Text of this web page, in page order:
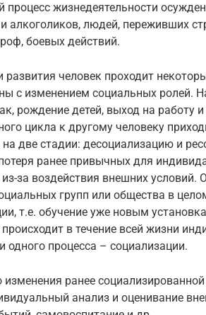
процесс жизнедеятельности
алкоголиков, людей, переживших
боевых действий.
развития человек проходит
с изменением социальных ролей.
рождение детей, выход на работу
цикла к другому человеку
на две стадии: десоциализацию и
ранее привычных для
за воздействия внешних условий.
групп или общества в
т.е. обучение уже новым
в течение всей жизни
одного процесса – социализации.
изменения ранее
анализ и оценивание